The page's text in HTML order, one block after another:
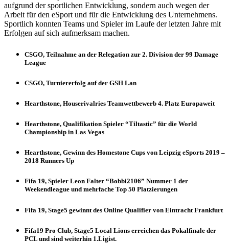
aufgrund der sportlichen Entwicklung, sondern auch wegen der
Arbeit für den eSport und für die Entwicklung des Unternehmens.
Sportlich konnten Teams und Spieler im Laufe der letzten Jahre mit
Erfolgen auf sich aufmerksam machen.
CSGO, Teilnahme an der Relegation zur 2. Division der 99 Damage
League
CSGO, Turniererfolg auf der GSH Lan
Hearthstone, Houserivalries Teamwettbewerb 4. Platz Europaweit
Hearthstone, Qualifikation Spieler “Tiltastic” für die World
Championship in Las Vegas
Hearthstone, Gewinn des Homestone Cups von Leipzig eSports 2019 –
2018 Runners Up
Fifa 19, Spieler Leon Falter “Bobbi2106” Nummer 1 der
Weekendleague und mehrfache Top 50 Platzierungen
Fifa 19, Stage5 gewinnt des Online Qualifier von Eintracht Frankfurt
Fifa19 Pro Club, Stage5 Local Lions erreichen das Pokalfinale der
PCL und sind weiterhin 1.Ligist.